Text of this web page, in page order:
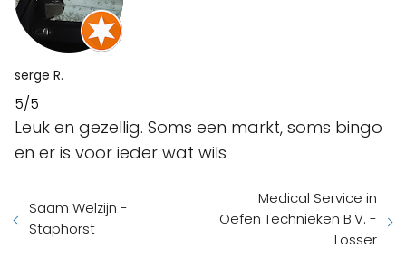
serge R.
5/5
Leuk en gezellig. Soms een markt, soms bingo
en er is voor ieder wat wils
Saam Welzijn -
Staphorst
Medical Service in
Oefen Technieken B.V. -
Losser